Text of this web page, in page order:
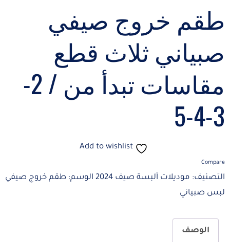
طقم خروج صيفي
صبياني ثلاث قطع
مقاسات تبدأ من / 2-
3-4-5
Add to wishlist
Compare
التصنيف: موديلات ألبسة صيف 2024 الوسم: طقم خروج صيفي
لبس صبياني
الوصف